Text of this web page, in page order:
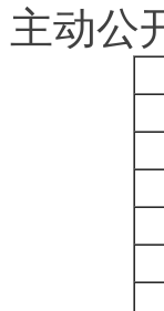
主动公